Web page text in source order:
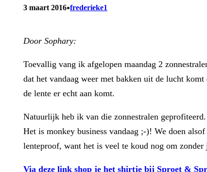
3 maart 2016•frederieke1
Door Sophary:
Toevallig vang ik afgelopen maandag 2
dat het vandaag weer met bakken uit de lucht
de lente er echt aan komt.
Natuurlijk heb ik van die zonnestralen
Het is monkey business vandaag ;-)! We doen
lenteproof, want het is veel te koud nog om zonder
Via deze link shop je het shirtje bij Sproet &